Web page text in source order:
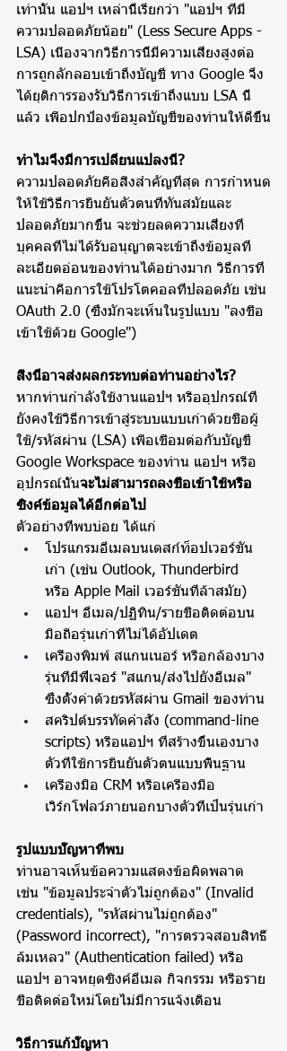
เท่านั้น แอปฯ เหล่านี้เรียกว่า "แอปฯ ที่มี
ความปลอดภัยน้อย" (Less Secure Apps -
LSA) เนื่องจากวิธีการนี้มีความเสี่ยงสูงต่อ
การถูกลักลอบเข้าถึงบัญชี ทาง Google จึง
ได้ยุติการรองรับวิธีการเข้าถึงแบบ LSA นี้
แล้ว เพื่อปกป้องข้อมูลบัญชีของท่านให้ดีขึ้น
ทำไมจึงมีการเปลี่ยนแปลงนี้?
ความปลอดภัยคือสิ่งสำคัญที่สุด การกำหนด
ให้ใช้วิธีการยืนยันตัวตนที่ทันสมัยและ
ปลอดภัยมากขึ้น จะช่วยลดความเสี่ยงที่
บุคคลที่ไม่ได้รับอนุญาตจะเข้าถึงข้อมูลที่
ละเอียดอ่อนของท่านได้อย่างมาก วิธีการที่
แนะนำคือการใช้โปรโตคอลที่ปลอดภัย เช่น
OAuth 2.0 (ซึ่งมักจะเห็นในรูปแบบ "ลงชื่อ
เข้าใช้ด้วย Google")
สิ่งนี้อาจส่งผลกระทบต่อท่านอย่างไร?
หากท่านกำลังใช้งานแอปฯ หรืออุปกรณ์ที่
ยังคงใช้วิธีการเข้าสู่ระบบแบบเก่าด้วยชื่อผู้
ใช้/รหัสผ่าน (LSA) เพื่อเชื่อมต่อกับบัญชี
Google Workspace ของท่าน แอปฯ หรือ
อุปกรณ์นั้นจะไม่สามารถลงชื่อเข้าใช้หรือ
ซิงค์ข้อมูลได้อีกต่อไป
ตัวอย่างที่พบบ่อย ได้แก่
โปรแกรมอีเมลบนเดสก์ท็อปเวอร์ชัน
เก่า (เช่น Outlook, Thunderbird
หรือ Apple Mail เวอร์ชันที่ล้าสมัย)
แอปฯ อีเมล/ปฏิทิน/รายชื่อติดต่อบน
มือถือรุ่นเก่าที่ไม่ได้อัปเดต
เครื่องพิมพ์ สแกนเนอร์ หรือกล้องบาง
รุ่นที่มีฟีเจอร์ "สแกน/ส่งไปยังอีเมล"
ซึ่งตั้งค่าด้วยรหัสผ่าน Gmail ของท่าน
สคริปต์บรรทัดคำสั่ง (command-line
scripts) หรือแอปฯ ที่สร้างขึ้นเองบาง
ตัวที่ใช้การยืนยันตัวตนแบบพื้นฐาน
เครื่องมือ CRM หรือเครื่องมือ
เวิร์กโฟลว์ภายนอกบางตัวที่เป็นรุ่นเก่า
รูปแบบปัญหาที่พบ
ท่านอาจเห็นข้อความแสดงข้อผิดพลาด
เช่น "ข้อมูลประจำตัวไม่ถูกต้อง" (Invalid
credentials), "รหัสผ่านไม่ถูกต้อง"
(Password incorrect), "การตรวจสอบสิทธิ์
ล้มเหลว" (Authentication failed) หรือ
แอปฯ อาจหยุดซิงค์อีเมล กิจกรรม หรือราย
ชื่อติดต่อใหม่โดยไม่มีการแจ้งเตือน
วิธีการแก้ปัญหา